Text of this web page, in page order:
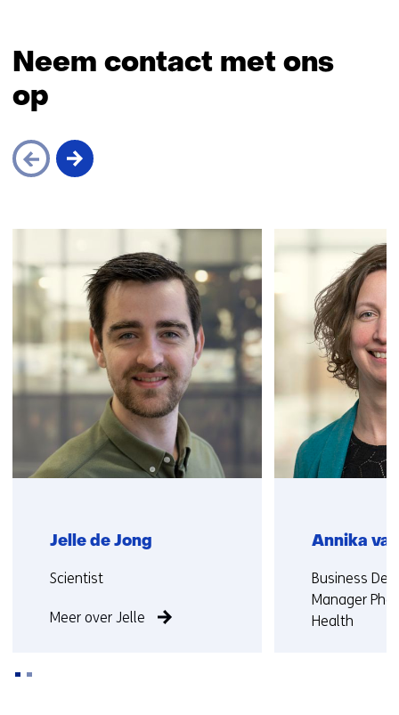
Neem contact met ons
op
over
(Neem
contact
met
ons
op)
Jelle de Jong
Functie:
Scientist
Meer over Jelle
Annika
Functie:
Business
Manager
Health